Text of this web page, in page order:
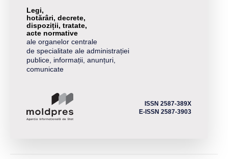
Legi,
hotărâri, decrete,
dispoziții, tratate,
acte normative
ale organelor centrale
de specialitate ale administrației
publice, informații, anunțuri,
comunicate
ISSN 2587-389X
E-ISSN 2587-3903